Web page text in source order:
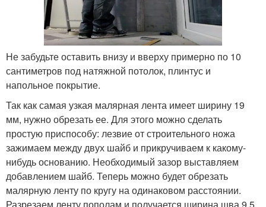
Не забудьте оставить внизу и вверху примерно по 10
сантиметров под натяжной потолок, плинтус и
напольное покрытие.
Так как самая узкая малярная лента имеет ширину 19
мм, нужно обрезать ее. Для этого можно сделать
простую приспособу: лезвие от строительного ножа
зажимаем между двух шайб и прикручиваем к какому-
нибудь основанию. Необходимый зазор выставляем
добавлением шайб. Теперь можно будет обрезать
малярную ленту по кругу на одинаковом расстоянии.